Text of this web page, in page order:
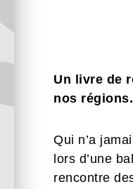
Un livre de
nos régions.
Qui n’a
lors d’une
rencontre